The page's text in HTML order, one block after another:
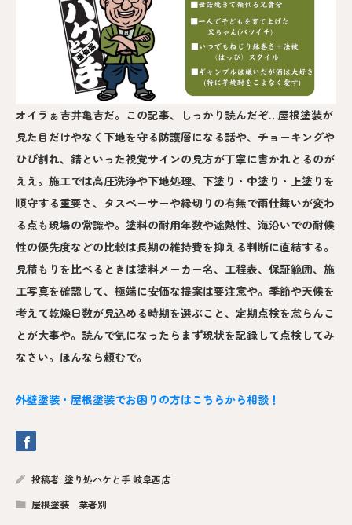
オイラぁ吉井亀吉だ。この記事、しっかり読んだぞ…屋根塗装が
見た目だけやなく下地を守る防護層になる話や、チョーキングや
ひび割れ、錆といった視覚サインの見方が丁寧に書かれとるのが
ええ。施工では高圧洗浄や下地処理、下塗り・中塗り・上塗りを
順守する重要さ、タスペーサーや縁切りの有無で雨仕舞いが変わ
る点も現場の常識や。塗料の耐用年数や遮熱性、海沿いでの耐候
性の優先度などの比較は長期の維持費を抑える判断に直結する。
見積もりを比べるときは塗料メーカー名、工程表、保証範囲、施
工写真を確認して、極端に安価な提案は要注意や。季節や天候を
考えて乾燥日数が見込める時期を選ぶこと、定期点検を怠らんこ
とが大事や。読んで気になったらまず現状を記録して点検してみ
なさい。ほんなら頼むで。
外壁塗装・屋根塗装でお困りの方はこちらから相談！
投稿者: 塗り処ハケと手 岐阜西店
屋根塗装 業者別